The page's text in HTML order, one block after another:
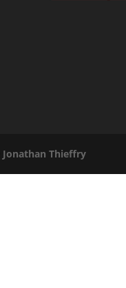
Jonathan Thieffry